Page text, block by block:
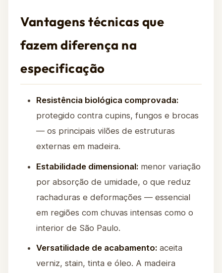
Vantagens técnicas que
fazem diferença na
especificação
Resistência biológica comprovada:
protegido contra cupins, fungos e brocas
— os principais vilões de estruturas
externas em madeira.
Estabilidade dimensional: menor variação
por absorção de umidade, o que reduz
rachaduras e deformações — essencial
em regiões com chuvas intensas como o
interior de São Paulo.
Versatilidade de acabamento: aceita
verniz, stain, tinta e óleo. A madeira